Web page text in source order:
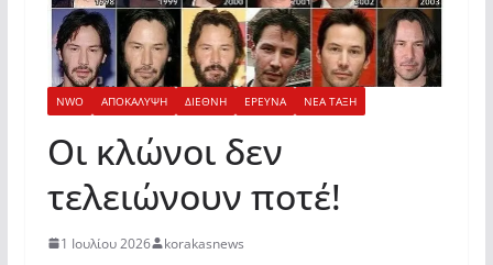
NWO ΑΠΟΚΑΛΥΨΗ ΔΙΕΘΝΗ ΕΡΕΥΝΑ ΝΕΑ ΤΑΞΗ
Οι κλώνοι δεν
τελειώνουν ποτέ!
1 Ιουλίου 2026 korakasnews